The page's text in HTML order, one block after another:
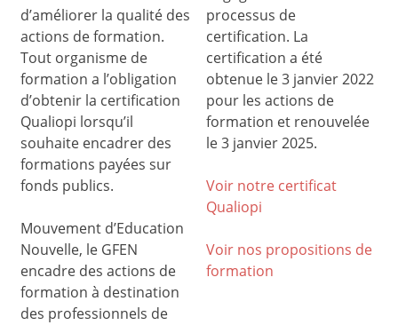
d’améliorer la qualité des
actions de formation.
Tout organisme de
formation a l’obligation
d’obtenir la certification
Qualiopi lorsqu’il
souhaite encadrer des
formations payées sur
fonds publics.
Mouvement d’Education
Nouvelle, le GFEN
encadre des actions de
formation à destination
des professionnels de
processus de
certification. La
certification a été
obtenue le 3 janvier 2022
pour les actions de
formation et renouvelée
le 3 janvier 2025.
Voir notre certificat
Qualiopi
Voir nos propositions de
formation